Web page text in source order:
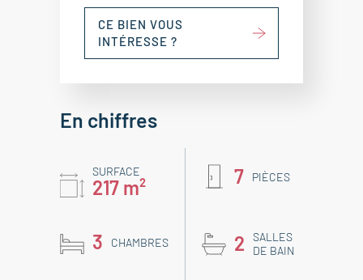
CE BIEN VOUS
INTÉRESSE ?
En chiffres
SURFACE
217 m² 7 PIÈCES
3 CHAMBRES 2
SALLES
DE BAIN